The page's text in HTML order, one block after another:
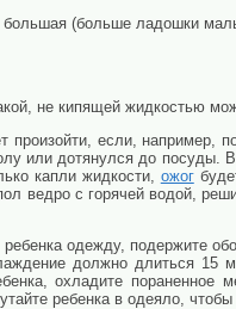
большая (больше ладошки
не кипящей жидкостью
если, например,
или дотянулся до
капли жидкости, ожог
ведро с горячей водой,
одежду, подержите
должно длиться 15
охладите пораненное
ребенка в одеяло,